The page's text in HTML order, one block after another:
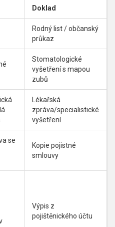
Doklad
Rodný list / občanský
průkaz
Stomatologické
vyšetření s mapou
zubů
Lékařská
zpráva/specialistické
vyšetření
se
Kopie pojistné
smlouvy
Výpis z
pojištěnického účtu